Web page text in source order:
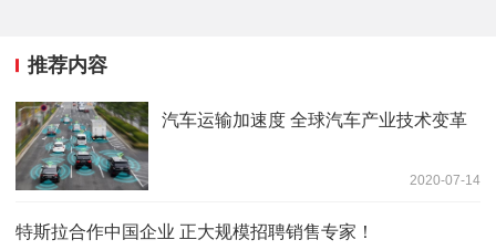
推荐内容
汽车运输加速度 全球汽车产业技术变革
2020-07-14
特斯拉合作中国企业 正大规模招聘销售专家！